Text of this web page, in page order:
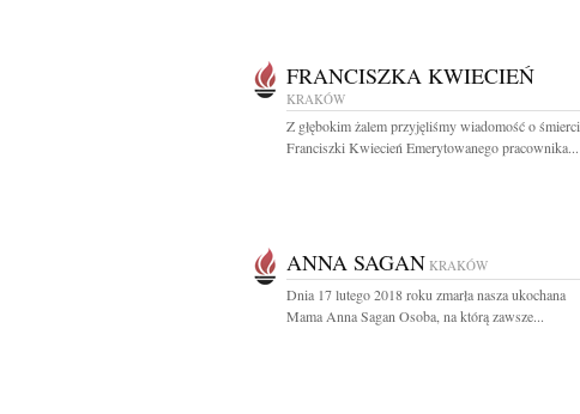
FRANCISZKA KWIECIEŃ
KRAKÓW
Z głębokim żalem przyjęliśmy wiadomość o śmierci
Franciszki Kwiecień Emerytowanego pracownika...
ANNA SAGAN KRAKÓW
Dnia 17 lutego 2018 roku zmarła nasza ukochana
Mama Anna Sagan Osoba, na którą zawsze...